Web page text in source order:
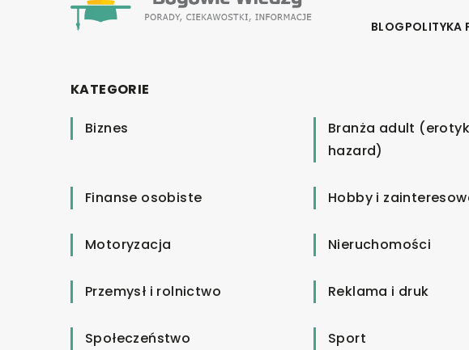
BLOGPOLITYKA
KATEGORIE
Biznes
Branża adult
hazard)
Finanse osobiste Hobby i
Motoryzacja Nieruchomości
Przemysł i rolnictwo Reklama i druk
Społeczeństwo Sport